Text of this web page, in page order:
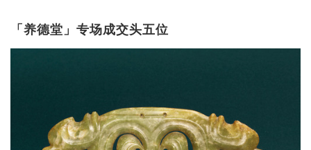
「养德堂」专场成交头五位